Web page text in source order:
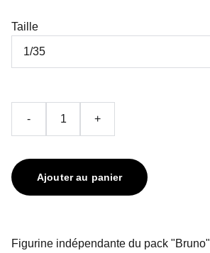
Taille
- +
Ajouter au panier
Figurine indépendante du pack "Bruno"